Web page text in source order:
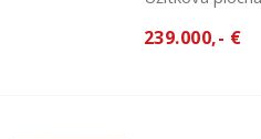
239.000,- €